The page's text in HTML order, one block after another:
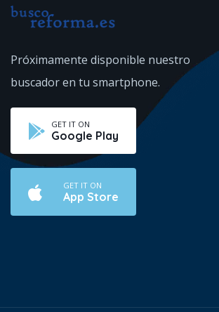
Próximamente disponible nuestro
buscador en tu smartphone.
GET IT ON
Google Play
GET IT ON
App Store